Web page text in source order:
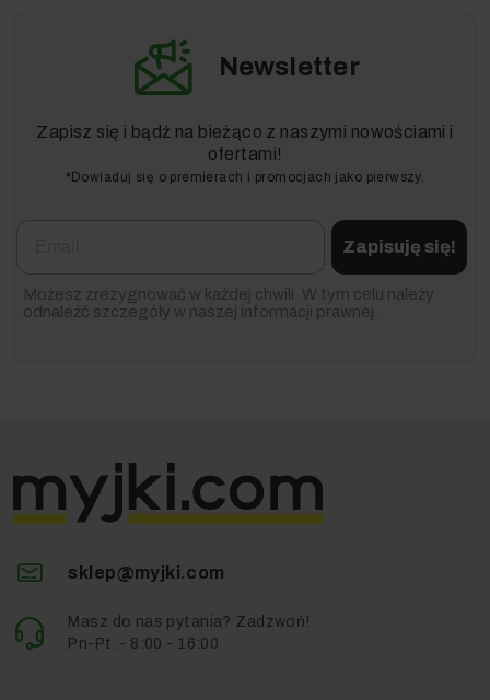
Newsletter
Zapisz się i bądź na bieżąco z naszymi nowościami i
ofertami!
*Dowiaduj się o premierach i promocjach jako pierwszy.
Zapisuję się!
Możesz zrezygnować w każdej chwili. W tym celu należy
odnaleźć szczegóły w naszej informacji prawnej.
sklep@myjki.com
Masz do nas pytania? Zadzwoń!
Pn-Pt. - 8:00 - 16:00